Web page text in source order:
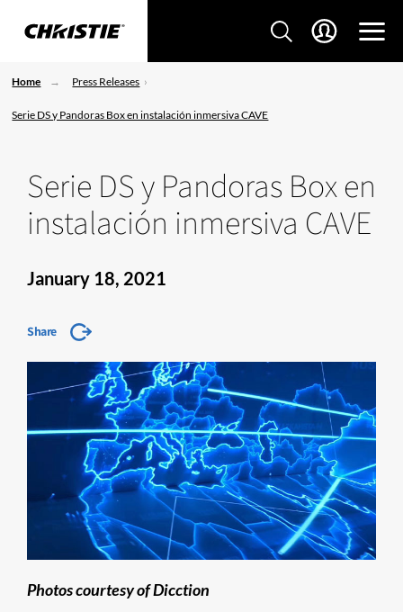
Home Press Releases
Serie DS y Pandoras Box en instalación inmersiva CAVE
Serie DS y Pandoras Box en
instalación inmersiva CAVE
January 18, 2021
Share
Photos courtesy of Dicction